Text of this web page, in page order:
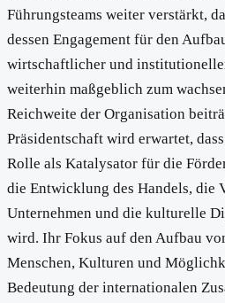
Führungsteams weiter verstärkt,
dessen Engagement für den
wirtschaftlicher und
weiterhin maßgeblich zum
Reichweite der Organisation
Präsidentschaft wird erwartet,
Rolle als Katalysator für die
die Entwicklung des Handels, die
Unternehmen und die kulturelle
wird. Ihr Fokus auf den Aufbau
Menschen, Kulturen und
Bedeutung der internationalen